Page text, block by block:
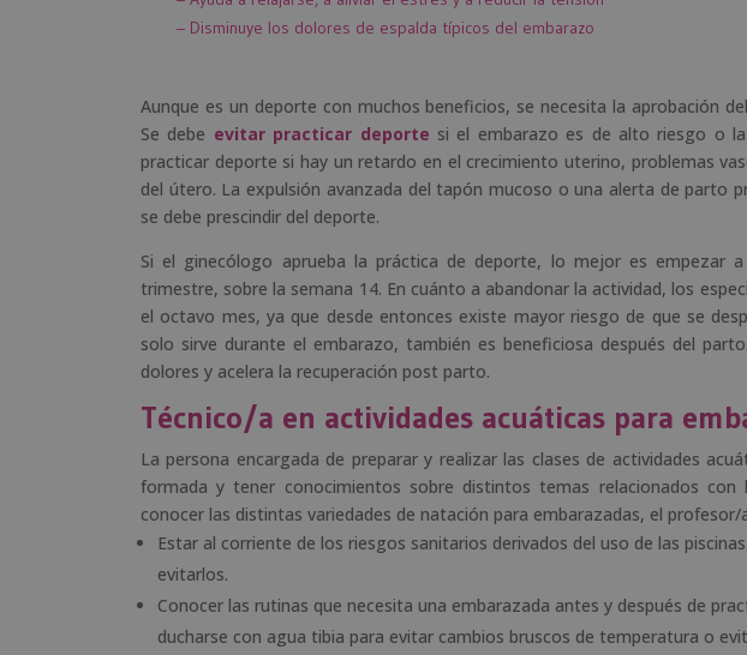
– Disminuye los dolores de espalda típicos del embarazo
Aunque es un deporte con muchos beneficios, se necesita la aprobación
Se debe evitar practicar deporte si el embarazo es de alto riesgo o
practicar deporte si hay un retardo en el crecimiento uterino, problemas
del útero. La expulsión avanzada del tapón mucoso o una alerta de parto
se debe prescindir del deporte.
Si el ginecólogo aprueba la práctica de deporte, lo mejor es empezar
trimestre, sobre la semana 14. En cuánto a abandonar la actividad, los
el octavo mes, ya que desde entonces existe mayor riesgo de que se
solo sirve durante el embarazo, también es beneficiosa después del
dolores y acelera la recuperación post parto.
Técnico/a en actividades acuáticas para
La persona encargada de preparar y realizar las clases de actividades
formada y tener conocimientos sobre distintos temas relacionados
conocer las distintas variedades de natación para embarazadas, el profesor/
Estar al corriente de los riesgos sanitarios derivados del uso de las
evitarlos.
Conocer las rutinas que necesita una embarazada antes y después de
ducharse con agua tibia para evitar cambios bruscos de temperatura o